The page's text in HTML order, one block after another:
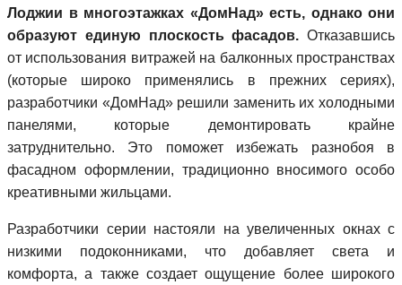
Лоджии в многоэтажках «ДомНад» есть, однако они
образуют единую плоскость фасадов. Отказавшись
от использования витражей на балконных пространствах
(которые широко применялись в прежних сериях),
разработчики «ДомНад» решили заменить их холодными
панелями, которые демонтировать крайне
затруднительно. Это поможет избежать разнобоя в
фасадном оформлении, традиционно вносимого особо
креативными жильцами.
Разработчики серии настояли на увеличенных окнах с
низкими подоконниками, что добавляет света и
комфорта, а также создает ощущение более широкого